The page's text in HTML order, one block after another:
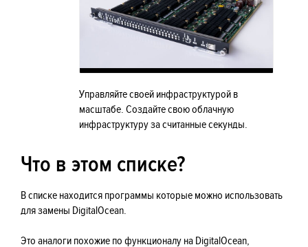
Управляйте своей инфраструктурой в
масштабе. Создайте свою облачную
инфраструктуру за считанные секунды.
Что в этом списке?
В списке находится программы которые можно использовать
для замены DigitalOcean.
Это аналоги похожие по функционалу на DigitalOcean,